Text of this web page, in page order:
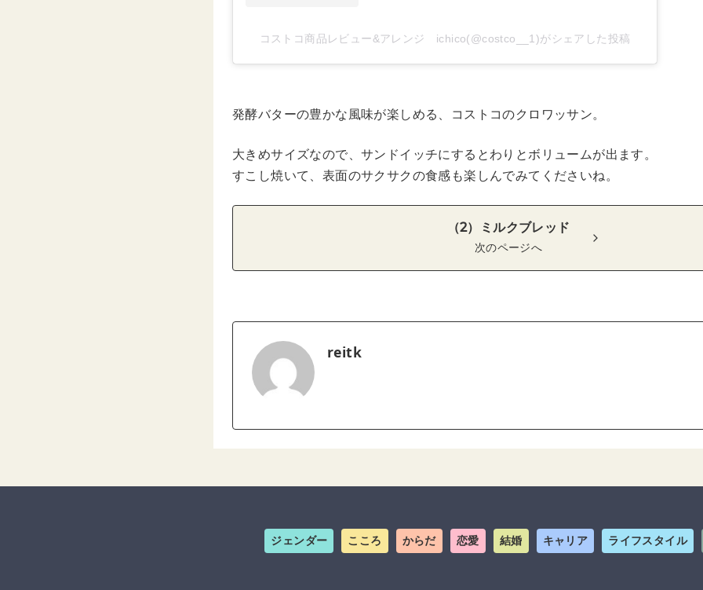
コストコ商品レビュー&アレンジ ichico(@costco__1)がシェアした投稿
発酵バターの豊かな風味が楽しめる、コストコのクロワッサン。
大きめサイズなので、サンドイッチにするとわりとボリュームが出ます。
すこし焼いて、表面のサクサクの食感も楽しんでみてくださいね。
（2）ミルクブレッド
次のページへ
reitk
ジェンダー こころ からだ 恋愛 結婚 キャリア ライフスタイル